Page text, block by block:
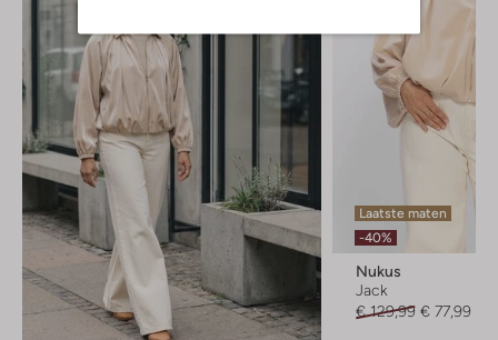
Laatste maten
-40%
Nukus
Jack
€ 129,99 € 77,99